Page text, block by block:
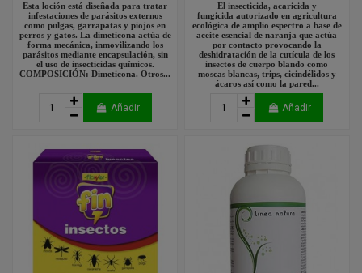
Esta loción está diseñada para tratar
infestaciones de parásitos externos
como pulgas, garrapatas y piojos en
perros y gatos. La dimeticona actúa de
forma mecánica, inmovilizando los
parásitos mediante encapsulación, sin
el uso de insecticidas químicos.
COMPOSICIÓN: Dimeticona. Otros...
Añadir
El insecticida, acaricida y
fungicida autorizado en agricultura
ecológica de amplio espectro a base de
aceite esencial de naranja que actúa
por contacto provocando la
deshidratación de la cutícula de los
insectos de cuerpo blando como
moscas blancas, trips, cicindélidos y
ácaros así como la pared...
Añadir